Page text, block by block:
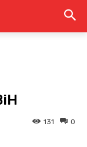
0
131